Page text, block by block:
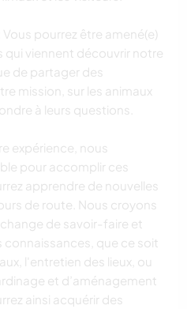
pourrez être amené(e)
qui viennent découvrir notre
de partager des
mission, sur les animaux
à leurs questions.
expérience, nous
pour accomplir ces
apprendre de nouvelles
de route. Nous croyons
de savoir-faire et
connaissances, que ce soit
l'entretien des lieux, ou
et d’aménagement
ainsi acquérir des